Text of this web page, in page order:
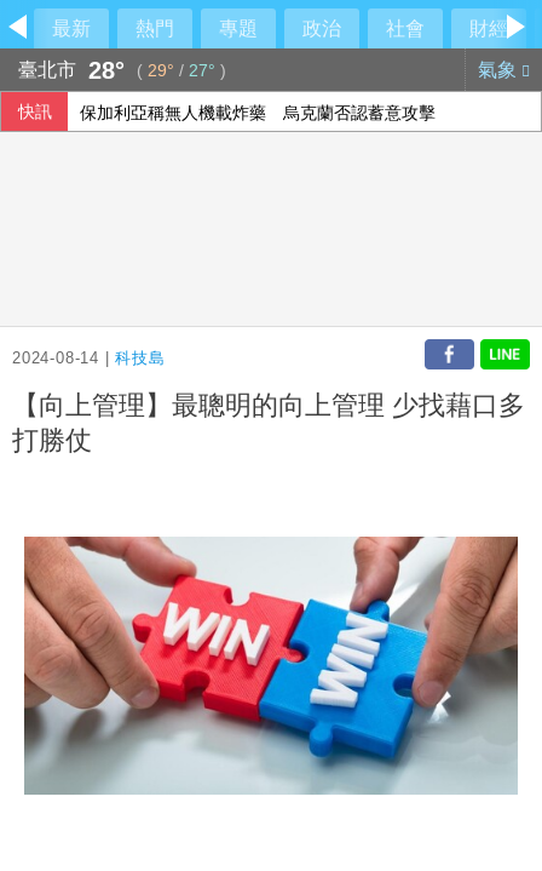
最新 熱門 專題 政治 社會
財經
臺北市 28° ( 29° / 27° ) 氣象
快訊 保加利亞稱無人機載炸藥 烏克蘭否認蓄意攻擊
2024-08-14 |科技島
【向上管理】最聰明的向上管理 少找藉口多
打勝仗